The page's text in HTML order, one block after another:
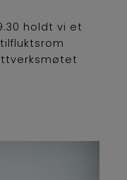
holdt vi et